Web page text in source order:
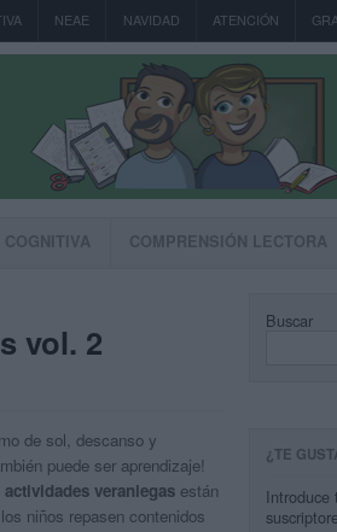
NEAE NAVIDAD ATENCIÓN
COMPRENSIÓN LECTORA
vol. 2
de sol, descanso y
puede ser aprendizaje!
actividades veraniegasestán
niños repasen contenidos
Buscar
¿TE
Introduce